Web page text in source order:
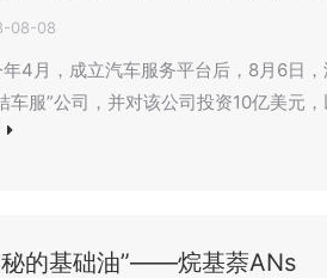
08-08
4月，成立汽车服务平台后，8月6日
车服”公司，并对该公司投资10亿美元
秘的基础油”——烷基萘ANs